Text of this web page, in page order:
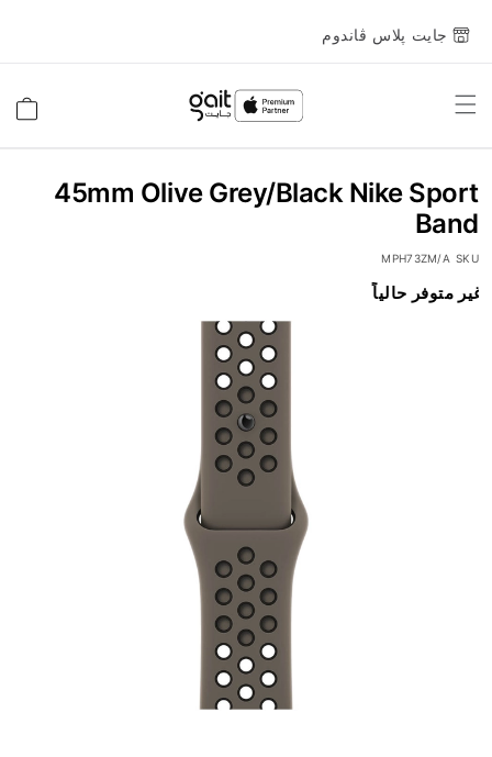
جايت پلاس ڤاندوم
Toggle
45mm Olive Grey/Black Nike Sport
Band
SKU
MPH73ZM/A
انتقل
إلى
غير متوفر حالياً